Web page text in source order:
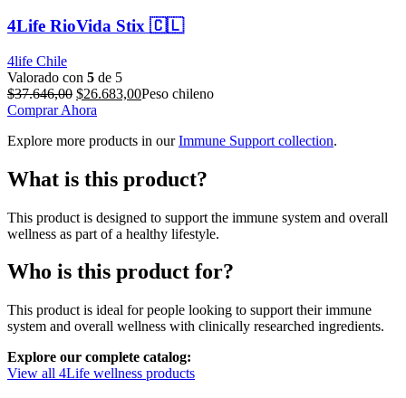
4Life RioVida Stix 🇨🇱
4life Chile
Valorado con 5 de 5
$37.646,00 El
precio
era:
$26.683,00El
es:
Peso chileno
Comprar Ahora
Explore more products in ourImmune Support collection.
What is this product?
This product is designed to support the immune system and overall
wellness as part of a healthy lifestyle.
Who is this product for?
This product is ideal for people looking to support their immune
system and overall wellness with clinically researched ingredients.
Explore our complete catalog:
View all 4Life wellness products